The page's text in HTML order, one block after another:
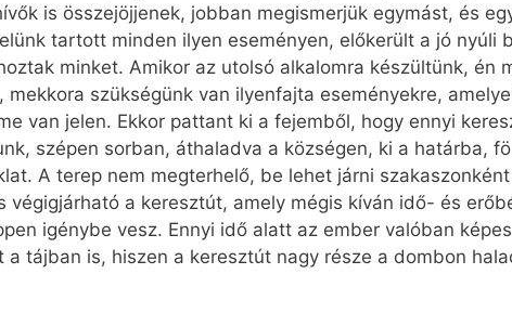
is összejöjjenek, jobban megismerjük egymást, és
tartott minden ilyen eseményen, előkerült a jó nyúli
minket. Amikor az utolsó alkalomra készültünk, én
szükségünk van ilyenfajta eseményekre,
van jelen. Ekkor pattant ki a fejemből, hogy ennyi
szépen sorban, áthaladva a községen, ki a határba,
A terep nem megterhelő, be lehet járni
a keresztút, amely mégis kíván idő- és
igénybe vesz. Ennyi idő alatt az ember valóban
tájban is, hiszen a keresztút nagy része a dombon